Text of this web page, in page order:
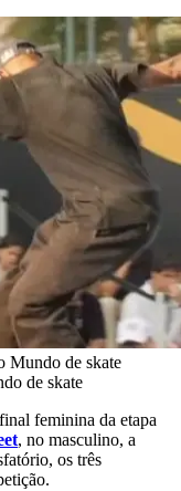
Mundo de skate
de skate
feminina da etapa
, no masculino, a
os três